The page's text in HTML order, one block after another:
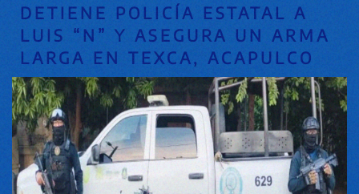
DETIENE POLICÍA ESTATAL A
LUIS “N” Y ASEGURA UN ARMA
LARGA EN TEXCA, ACAPULCO